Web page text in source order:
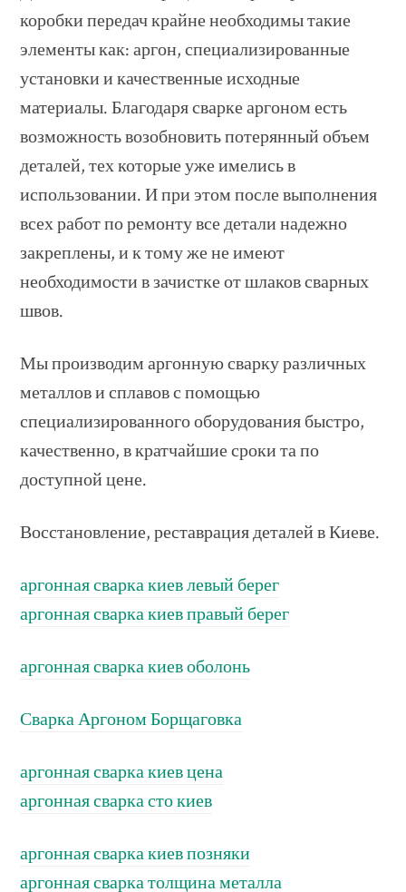
коробки передач крайне необходимы такие
элементы как: аргон, специализированные
установки и качественные исходные
материалы. Благодаря сварке аргоном есть
возможность возобновить потерянный объем
деталей, тех которые уже имелись в
использовании. И при этом после выполнения
всех работ по ремонту все детали надежно
закреплены, и к тому же не имеют
необходимости в зачистке от шлаков сварных
швов.
Мы производим аргонную сварку различных
металлов и сплавов с помощью
специализированного оборудования быстро,
качественно, в кратчайшие сроки та по
доступной цене.
Восстановление, реставрация деталей в Киеве.
аргонная сварка киев левый берег
аргонная сварка киев правый берег
аргонная сварка киев оболонь
Сварка Аргоном Борщаговка
аргонная сварка киев цена
аргонная сварка сто киев
аргонная сварка киев позняки
аргонная сварка толщина металла